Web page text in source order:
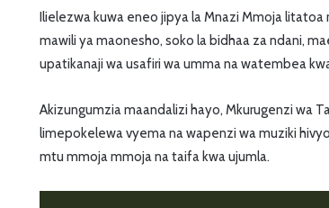
Ilielezwa kuwa eneo jipya la Mnazi Mmoja litatoa
mawili ya maonesho, soko la bidhaa za ndani,
upatikanaji wa usafiri wa umma na watembea
Akizungumzia maandalizi hayo, Mkurugenzi wa
limepokelewa vyema na wapenzi wa muziki
mtu mmoja mmoja na taifa kwa ujumla.